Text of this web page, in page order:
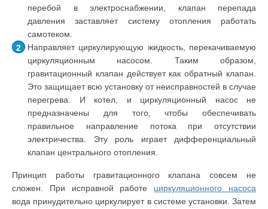
перебой в электроснабжении, клапан перепада
давления заставляет систему отопления работать
самотеком.
Направляет циркулирующую жидкость, перекачиваемую
циркуляционным насосом. Таким образом,
гравитационный клапан действует как обратный клапан.
Это защищает всю установку от неисправностей в случае
перегрева. И котел, и циркуляционный насос не
предназначены для того, чтобы обеспечивать
правильное направление потока при отсутствии
электричества. Эту роль играет дифференциальный
клапан центрального отопления.
Принцип работы гравитационного клапана совсем не
сложен. При исправной работе циркуляционного насоса
вода принудительно циркулирует в системе установки. Затем